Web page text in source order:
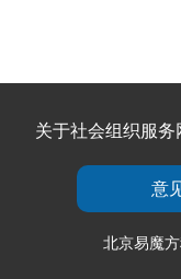
关于社会组织服务
意
北京易魔